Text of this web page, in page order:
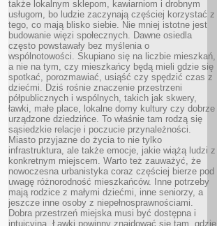
także lokalnym sklepom, kawiarniom i drobnym
usługom, bo ludzie zaczynają częściej korzystać z
tego, co mają blisko siebie. Nie mniej istotne jest
budowanie więzi społecznych. Dawne osiedla
często powstawały bez myślenia o
wspólnotowości. Skupiano się na liczbie mieszkań,
a nie na tym, czy mieszkańcy będą mieli gdzie się
spotkać, porozmawiać, usiąść czy spędzić czas z
dziećmi. Dziś rośnie znaczenie przestrzeni
półpublicznych i wspólnych, takich jak skwery,
ławki, małe place, lokalne domy kultury czy dobrze
urządzone dziedzińce. To właśnie tam rodzą się
sąsiedzkie relacje i poczucie przynależności.
Miasto przyjazne do życia to nie tylko
infrastruktura, ale także emocje, jakie wiążą ludzi z
konkretnym miejscem. Warto też zauważyć, że
nowoczesna urbanistyka coraz częściej bierze pod
uwagę różnorodność mieszkańców. Inne potrzeby
mają rodzice z małymi dziećmi, inne seniorzy, a
jeszcze inne osoby z niepełnosprawnościami.
Dobra przestrzeń miejska musi być dostępna i
intuicyjna. Ławki powinny znajdować się tam, gdzie